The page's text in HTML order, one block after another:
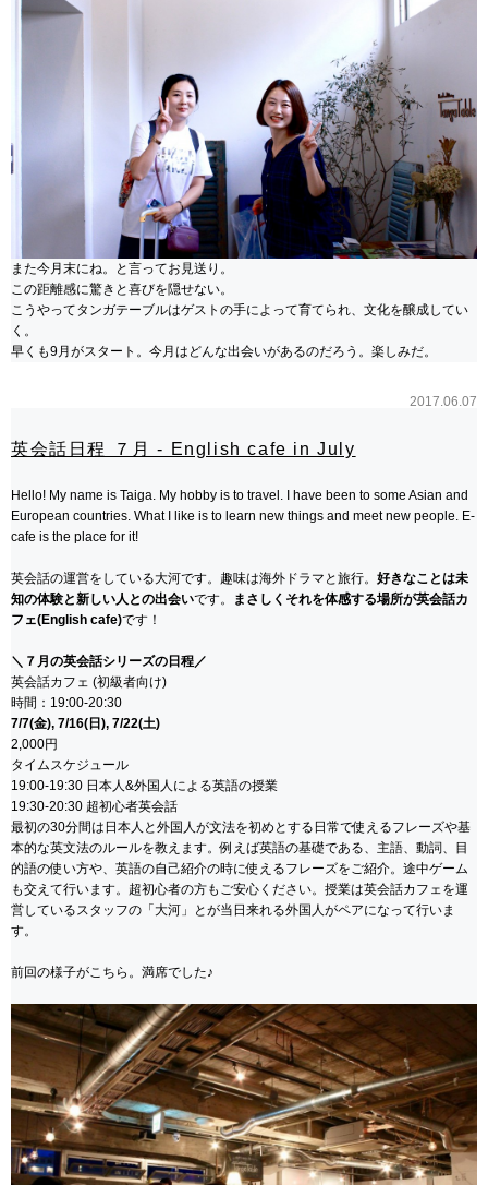
また今月末にね。と言ってお見送り。
この距離感に驚きと喜びを隠せない。
こうやってタンガテーブルはゲストの手によって育てられ、文化を醸成してい
く。
早くも9月がスタート。今月はどんな出会いがあるのだろう。楽しみだ。
2017.06.07
英会話日程 ７月 - English cafe in July
Hello! My name is Taiga. My hobby is to travel. I have been to some Asian and
European countries. What I like is to learn new things and meet new people. E-
cafe is the place for it!
英会話の運営をしている大河です。趣味は­海外ドラマと旅行。 好きなことは未
知の体験­と新しい人との出会いです。
まさしくそれを体感す­る場所が英会話カ
フェ(English cafe)です！
＼７月の英会話シリーズの日程／
英会話カフェ (初級者向け)
時間：19:00-20:30
7/7(金), 7/16(日), 7/22(土)
2,000円
タイムスケジュール
19:00-19:30 日本人&外国人による英語の授業
19:30-20:30 超初心者英会話
最初の30分間は日本人と外国人が文法を初めとする日常で使えるフレーズや基
本的な英文法のルールを教えます。例えば英語の基礎である、主語、動詞、目
的語の使い方や、英語の自己紹介の時に使えるフレーズをご紹介。途中ゲーム
も交えて行います。超初心者の方もご安心ください。授業は英会話カフェを運
営しているスタッフの「大河」とが当日来れる外国人がペアになって行いま
す。
前回の様子がこちら。満席でした♪